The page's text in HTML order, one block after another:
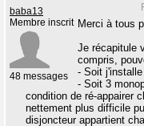
baba13
Membre inscrit
48 messages
Merci à tous
Je récapitule
compris,
- Soit
- Soit 3
condition de ré-appairer
nettement plus difficile
disjoncteur appartient